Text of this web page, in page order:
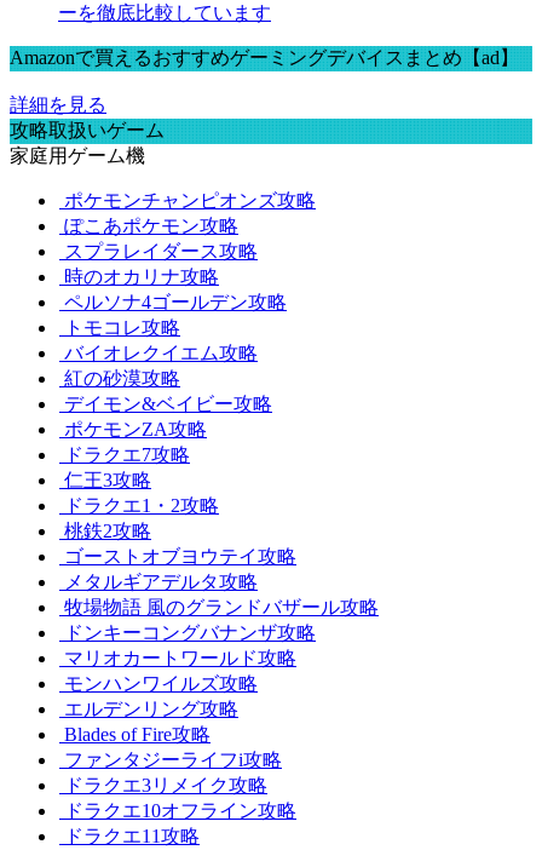
ーを徹底比較しています
Amazonで買えるおすすめゲーミングデバイスまとめ【ad】
詳細を見る
攻略取扱いゲーム
家庭用ゲーム機
ポケモンチャンピオンズ攻略
ぽこあポケモン攻略
スプラレイダース攻略
時のオカリナ攻略
ペルソナ4ゴールデン攻略
トモコレ攻略
バイオレクイエム攻略
紅の砂漠攻略
デイモン&ベイビー攻略
ポケモンZA攻略
ドラクエ7攻略
仁王3攻略
ドラクエ1・2攻略
桃鉄2攻略
ゴーストオブヨウテイ攻略
メタルギアデルタ攻略
牧場物語 風のグランドバザール攻略
ドンキーコングバナンザ攻略
マリオカートワールド攻略
モンハンワイルズ攻略
エルデンリング攻略
Blades of Fire攻略
ファンタジーライフi攻略
ドラクエ3リメイク攻略
ドラクエ10オフライン攻略
ドラクエ11攻略